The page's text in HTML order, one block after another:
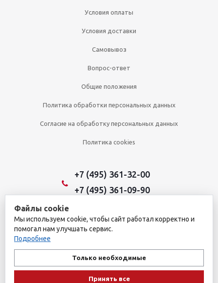
Условия оплаты
Условия доставки
Самовывоз
Вопрос-ответ
Общие положения
Политика обработки персональных данных
Согласие на обработку персональных данных
Политика cookies
+7 (495) 361-32-00
+7 (495) 361-09-90
2026 © Уникальный интернет-магазин
Обращаем ваше внимание на то, что данный интернет-сайт носит
условиях не является публичной офертой, определяемой
положениями пункта 1 статьи 437 Гражданского кодекса
Российской Федерации. Для получения подробной информации о
Файлы cookie
Мы используем cookie, чтобы сайт работал корректно и
помогал нам улучшать сервис.
Подробнее
Только необходимые
Принять все